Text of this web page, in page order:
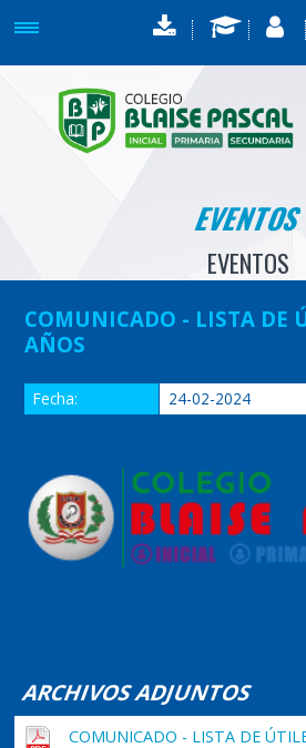
EVENTOS
EVENTOS
COMUNICADO - LISTA DE
AÑOS
Fecha: 24-02-2024
ARCHIVOS ADJUNTOS
COMUNICADO - LISTA DE